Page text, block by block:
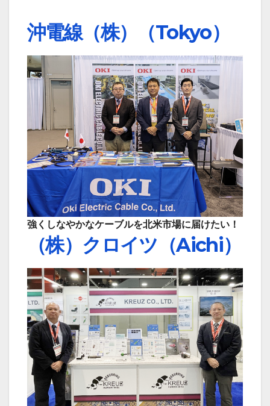
沖電線（株）（Tokyo）
強くしなやかなケーブルを北米市場に届けたい！
（株） クロイツ（Aichi）